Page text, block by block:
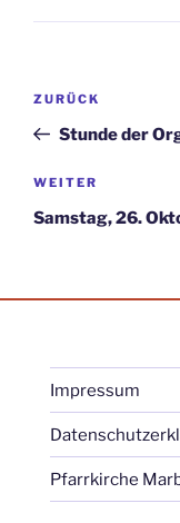
Vorheriger
Beitrag
ZURÜCK
Stunde der
Nächster
Beitrag
WEITER
Samstag, 26.
Impressum
Pfarrkirche